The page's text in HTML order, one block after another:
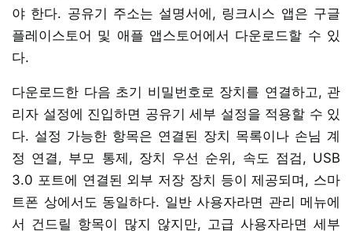
야 한다. 공유기 주소는 설명서에, 링크시스 앱은 구글
플레이스토어 및 애플 앱스토어에서 다운로드할 수 있
다.
다운로드한 다음 초기 비밀번호로 장치를 연결하고, 관
리자 설정에 진입하면 공유기 세부 설정을 적용할 수 있
다. 설정 가능한 항목은 연결된 장치 목록이나 손님 계
정 연결, 부모 통제, 장치 우선 순위, 속도 점검, USB
3.0 포트에 연결된 외부 저장 장치 등이 제공되며, 스마
트폰 상에서도 동일하다. 일반 사용자라면 관리 메뉴에
서 건드릴 항목이 많지 않지만, 고급 사용자라면 세부